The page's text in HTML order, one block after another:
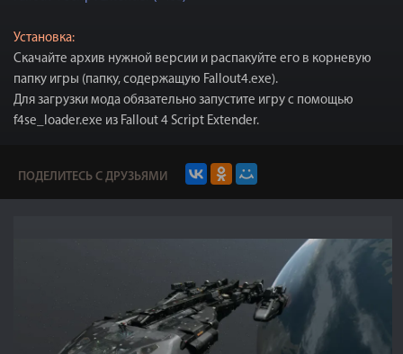
Установка:
Скачайте архив нужной версии и распакуйте его в корневую
папку игры (папку, содержащую Fallout4.exe).
Для загрузки мода обязательно запустите игру с помощью
f4se_loader.exe из Fallout 4 Script Extender.
ПОДЕЛИТЕСЬ С ДРУЗЬЯМИ